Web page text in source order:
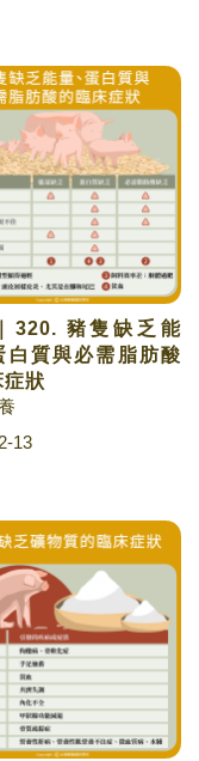
320. 豬隻缺乏能
白質與必需脂肪酸
症狀
13